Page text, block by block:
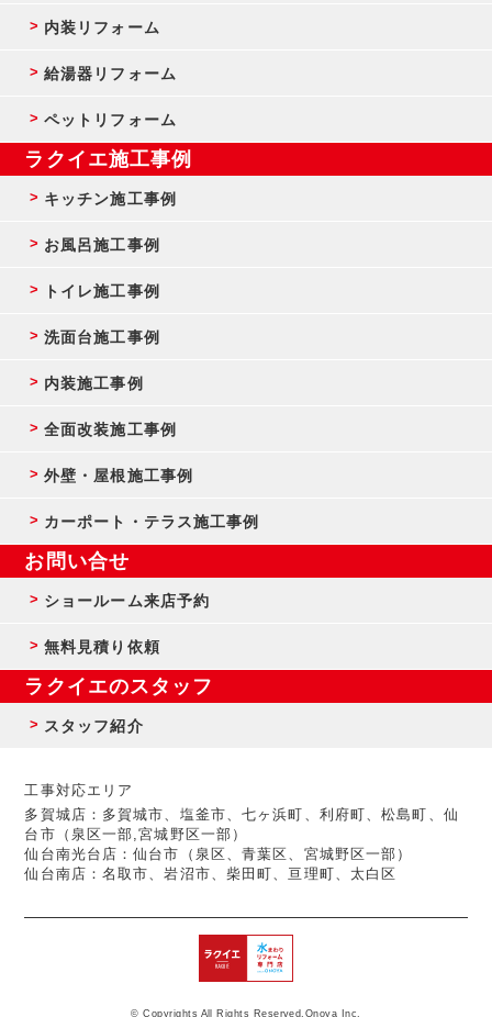
© Copyrights All Rights Reserved,Onoya Inc.
内装リフォーム
給湯器リフォーム
ペットリフォーム
ラクイエ施工事例
キッチン施工事例
お風呂施工事例
トイレ施工事例
洗面台施工事例
内装施工事例
全面改装施工事例
外壁・屋根施工事例
カーポート・テラス施工事例
お問い合せ
ショールーム来店予約
無料見積り依頼
ラクイエのスタッフ
スタッフ紹介
工事対応エリア
多賀城店：多賀城市、塩釜市、七ヶ浜町、利府町、松島町、仙
台市（泉区一部,宮城野区一部）
仙台南光台店：仙台市（泉区、青葉区、宮城野区一部）
仙台南店：名取市、岩沼市、柴田町、亘理町、太白区